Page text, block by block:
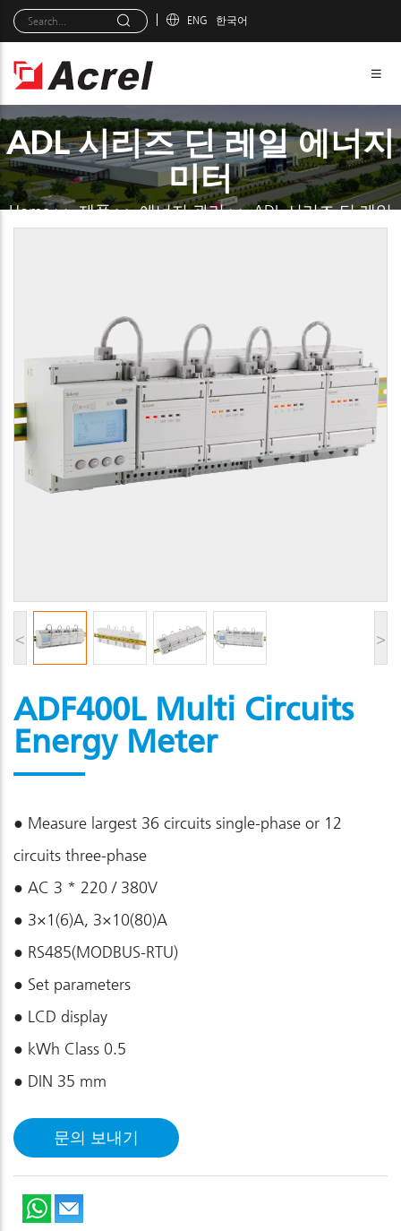
ENG 한국어
ADL 시리즈 딘 레일 에너지
미터
Home>>제품>>에너지 관리>>ADL 시리즈 딘 레일
에너지 미터
< >
ADF400L Multi Circuits
Energy Meter
● Measure largest 36 circuits single-phase or 12
circuits three-phase
● AC 3 * 220 / 380V
● 3×1(6)A, 3×10(80)A
● RS485(MODBUS-RTU)
● Set parameters
● LCD display
● kWh Class 0.5
● DIN 35 mm
문의 보내기